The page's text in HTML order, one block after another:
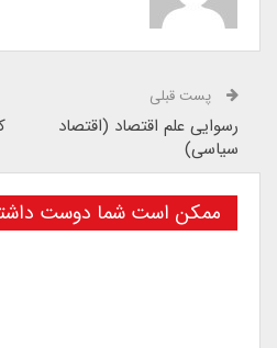
پست قبلی
رسوایی علم اقتصاد (اقتصاد
سیاسی)
ممکن است شما دوست داشته